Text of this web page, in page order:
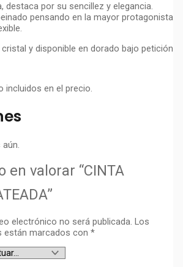
destaca por su sencillez y elegancia.
pensando en la mayor protagonista
y disponible en dorado bajo petición
incluidos en el precio.
en valorar “CINTA
electrónico no será publicada. Los
están marcados con *